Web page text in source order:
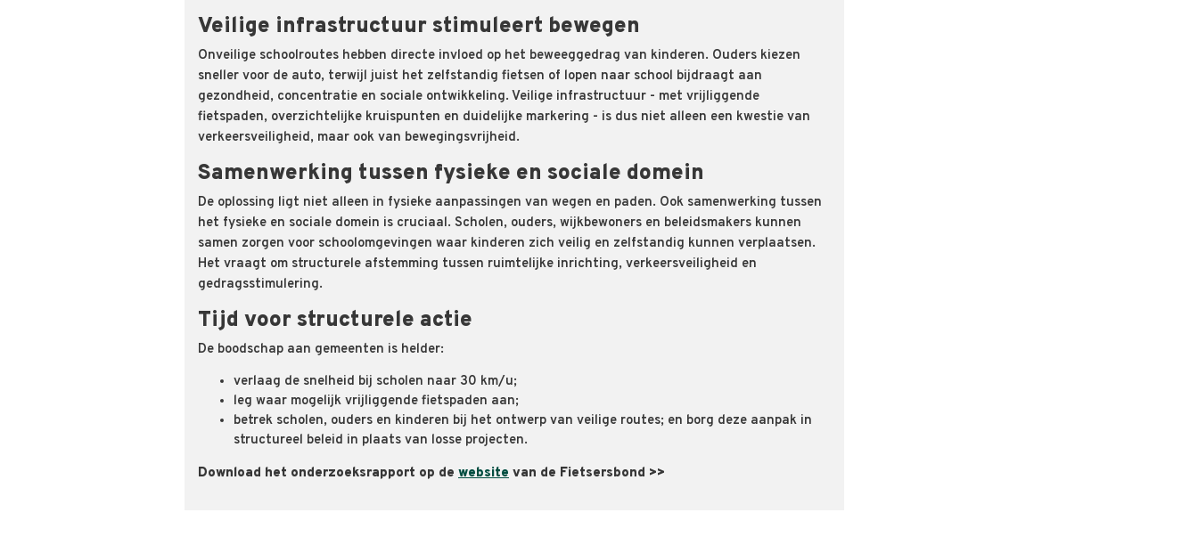
Veilige infrastructuur stimuleert bewegen
Onveilige schoolroutes hebben directe invloed op het beweeggedrag van kinderen. Ouders kiezen
sneller voor de auto, terwijl juist het zelfstandig fietsen of lopen naar school bijdraagt aan
gezondheid, concentratie en sociale ontwikkeling. Veilige infrastructuur - met vrijliggende
fietspaden, overzichtelijke kruispunten en duidelijke markering - is dus niet alleen een kwestie van
verkeersveiligheid, maar ook van bewegingsvrijheid.
Samenwerking tussen fysieke en sociale domein
De oplossing ligt niet alleen in fysieke aanpassingen van wegen en paden. Ook samenwerking tussen
het fysieke en sociale domein is cruciaal. Scholen, ouders, wijkbewoners en beleidsmakers kunnen
samen zorgen voor schoolomgevingen waar kinderen zich veilig en zelfstandig kunnen verplaatsen.
Het vraagt om structurele afstemming tussen ruimtelijke inrichting, verkeersveiligheid en
gedragsstimulering.
Tijd voor structurele actie
De boodschap aan gemeenten is helder:
verlaag de snelheid bij scholen naar 30 km/u;
leg waar mogelijk vrijliggende fietspaden aan;
betrek scholen, ouders en kinderen bij het ontwerp van veilige routes; en borg deze aanpak in
structureel beleid in plaats van losse projecten.
Download het onderzoeksrapport op de website van de Fietsersbond >>